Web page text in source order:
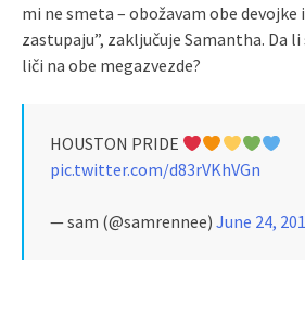
mi ne smeta – obožavam obe devojke
zastupaju”, zaključuje Samantha. Da li
liči na obe megazvezde?
HOUSTON PRIDE
pic.twitter.com/d83rVKhVGn
— sam (@samrennee) June 24,